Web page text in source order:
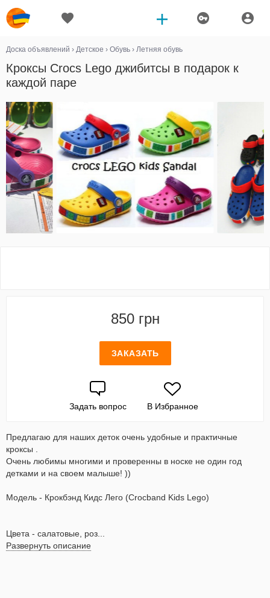
Доска объявлений › Детское › Обувь › Летняя обувь
Кроксы Crocs Lego джибитсы в подарок к
каждой паре
850 грн
ЗАКАЗАТЬ
Задать вопрос В Избранное
Предлагаю для наших деток очень удобные и практичные
кроксы .
Очень любимы многими и проверенны в носке не один год
детками и на своем малыше! ))
Модель - Крокбэнд Кидс Лего (Crocband Kids Lego)
Цвета - салатовые, роз...
Развернуть описание